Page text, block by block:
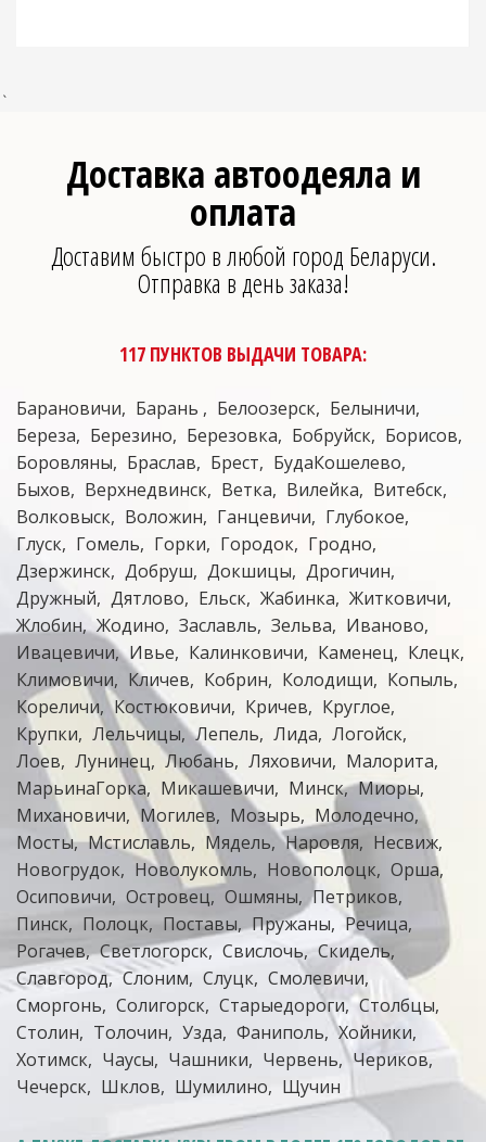
`
Доставка автоодеяла и
оплата
Доставим быстро в любой город Беларуси.
Отправка в день заказа!
117 ПУНКТОВ ВЫДАЧИ ТОВАРА:
Барановичи Барань Белоозерск
Белыничи
Береза
Березино Березовка Бобруйск
Борисов
Боровляны
Браслав Брест
БудаКошелево
Быхов
Верхнедвинск Ветка Вилейка
Витебск
Волковыск
Воложин Ганцевичи
Глубокое
Глуск
Гомель Горки Городок
Гродно
Дзержинск Добруш Докшицы
Дрогичин
Дружный
Дятлово Ельск Жабинка
Житковичи
Жлобин Жодино Заславль Зельва
Иваново
Ивацевичи
Ивье Калинковичи Каменец
Клецк
Климовичи
Кличев Кобрин Колодищи
Копыль
Кореличи
Костюковичи Кричев
Круглое
Крупки
Лельчицы Лепель Лида
Логойск
Лоев
Лунинец Любань Ляховичи
Малорита
МарьинаГорка
Микашевичи Минск Миоры
Михановичи
Могилев Мозырь
Молодечно
Мосты Мстиславль Мядель Наровля
Несвиж
Новогрудок
Новолукомль Новополоцк
Орша
Осиповичи
Островец Ошмяны
Петриков
Пинск
Полоцк Поставы Пружаны
Речица
Рогачев Светлогорск Свислочь Скидель
Славгород Слоним Слуцк Смолевичи
Сморгонь
Солигорск Старыедороги
Столбцы
Столин
Толочин Узда Фаниполь
Хойники
Хотимск
Чаусы Чашники Червень
Чериков
Чечерск
Шклов Шумилино Щучин